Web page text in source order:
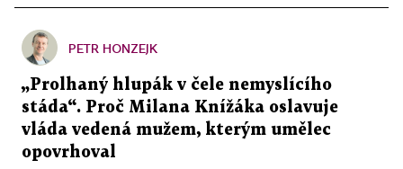
PETR HONZEJK
„Prolhaný hlupák v čele nemyslícího
stáda“. Proč Milana Knížáka oslavuje
vláda vedená mužem, kterým umělec
opovrhoval